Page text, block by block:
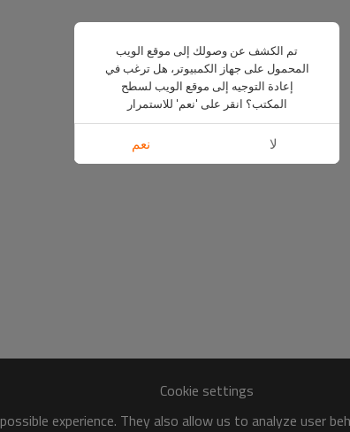
Cookie settings
experience. They also allow us to analyze user
تم الكشف عن وصولك إلى موقع الويب
المحمول على جهاز الكمبيوتر، هل ترغب في
إعادة التوجيه إلى موقع الويب لسطح
المكتب؟ انقر على 'نعم' للاستمرار
لا نعم